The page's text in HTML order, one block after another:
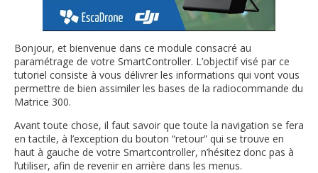
Bonjour, et bienvenue dans ce module consacré au
paramétrage de votre SmartController. L’objectif visé par ce
tutoriel consiste à vous délivrer les informations qui vont vous
permettre de bien assimiler les bases de la radiocommande du
Matrice 300.
Avant toute chose, il faut savoir que toute la navigation se fera
en tactile, à l’exception du bouton “retour” qui se trouve en
haut à gauche de votre Smartcontroller, n’hésitez donc pas à
l’utiliser, afin de revenir en arrière dans les menus.